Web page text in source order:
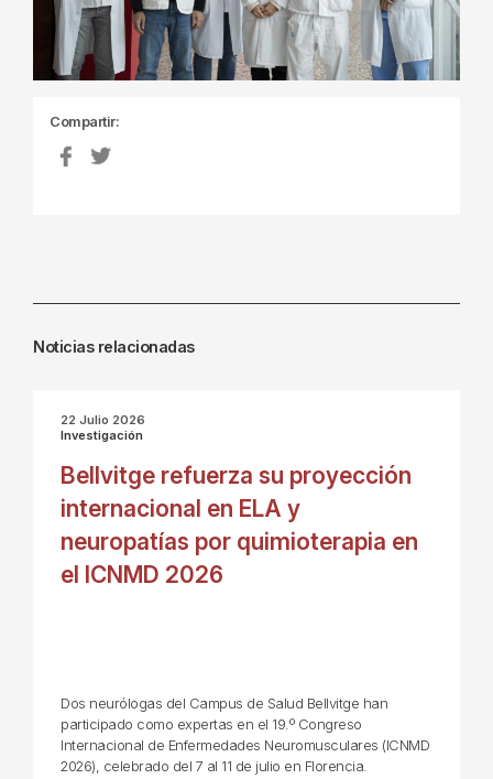
Compartir:
Noticias relacionadas
22 Julio 2026
Investigación
Bellvitge refuerza su proyección
internacional en ELA y
neuropatías por quimioterapia en
el ICNMD 2026
Dos neurólogas del Campus de Salud Bellvitge han
participado como expertas en el 19.º Congreso
Internacional de Enfermedades Neuromusculares (ICNMD
2026), celebrado del 7 al 11 de julio en Florencia.